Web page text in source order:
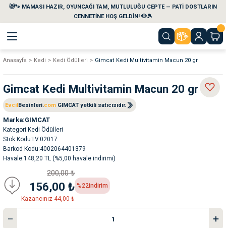
😻🐾 MAMASI HAZIR, OYUNCAĞI TAM, MUTLULUĞU CEPTE — PATİ DOSTLARIN
CENNETİNE HOŞ GELDİN! 🐶🎾
Geri Dön
Geri Dön
Temizlik Ürünleri
Geri Dön
Geri Dön
Geri Dön
Geri Dön
Anasayfa Kedi Kedi Ödülleri Gimcat Kedi Multivitamin Macun 20 gr
Gimcat Kedi Multivitamin Macun 20 gr
EvcilBesinleri.com GIMCAT yetkili satıcısıdır.
Marka GIMCAT
Kategori Kedi Ödülleri
Stok Kodu LV.02017
Barkod Kodu 4002064401379
Havale 148,20 TL (%5,00 havale indirimi)
200,00 ₺
156,00 ₺
Kazancınız 44,00 ₺
%22indirim